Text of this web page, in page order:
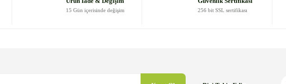
15 Gün içerisinde değişim 256 bit SSL sertifikası